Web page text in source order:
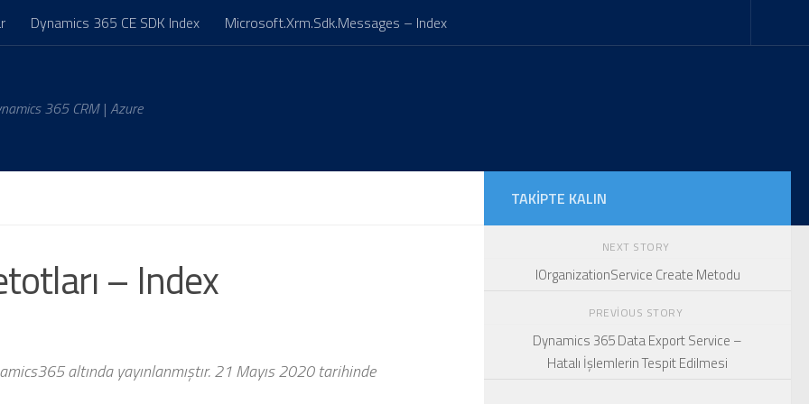
Dynamics 365 CE SDK Index Microsoft.Xrm.Sdk.Messages – Index
365 CRM | Azure
– Index
altında yayınlanmıştır. 21 Mayıs 2020 tarihinde
TAKIPTE KALIN
NEXT STORY
IOrganizationService Create Metodu
PREVIOUS STORY
Dynamics 365 Data Export Service –
Hatalı İşlemlerin Tespit Edilmesi